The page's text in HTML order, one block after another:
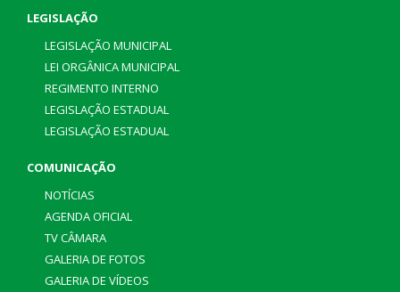
LEGISLAÇÃO
LEGISLAÇÃO MUNICIPAL
LEI ORGÂNICA MUNICIPAL
REGIMENTO INTERNO
LEGISLAÇÃO ESTADUAL
LEGISLAÇÃO ESTADUAL
COMUNICAÇÃO
NOTÍCIAS
AGENDA OFICIAL
TV CÂMARA
GALERIA DE FOTOS
GALERIA DE VÍDEOS